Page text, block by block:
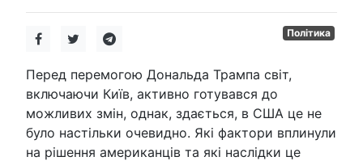
Політика
Перед перемогою Дональда Трампа світ,
включаючи Київ, активно готувався до
можливих змін, однак, здається, в США це не
було настільки очевидно. Які фактори вплинули
на рішення американців та які наслідки це